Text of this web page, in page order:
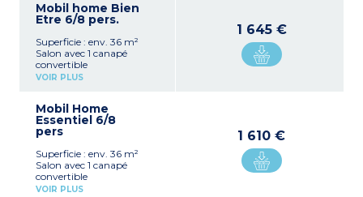
Mobil home Bien
Etre 6/8 pers.
Superficie : env. 36 m²
Salon avec 1 canapé
convertible
Coin cuisine avec
ondes, bouilloire, cafetière
et grille-pain
1 chambre avec 1 lit double
simples
Salle d'eau
WC séparé
Terrasse avec salon de
VOIR PLUS
1 645 €
Mobil Home
Essentiel 6/8
pers
Superficie : env. 36 m²
Salon avec 1 canapé
convertible
Coin cuisine avec
VOIR PLUS
1 610 €